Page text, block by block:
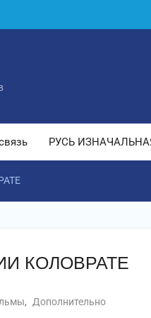
РУСЬ
КОЛОВРАТЕ
, Дополнительно